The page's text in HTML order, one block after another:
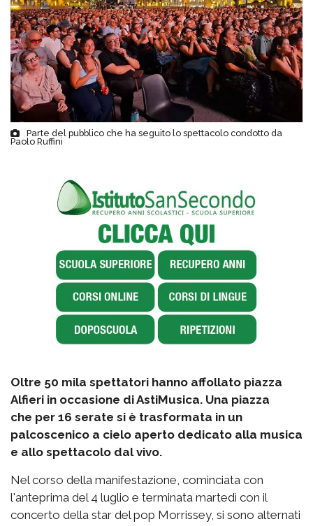
Parte del pubblico che ha seguito lo spettacolo condotto da
Paolo Ruffini
Oltre 50 mila spettatori hanno affollato piazza
Alfieri in occasione di AstiMusica. Una piazza
che per 16 serate si è trasformata in un
palcoscenico a cielo aperto dedicato alla musica
e allo spettacolo dal vivo.
Nel corso della manifestazione, cominciata con
l'anteprima del 4 luglio e terminata martedì con il
concerto della star del pop Morrissey, si sono alternati